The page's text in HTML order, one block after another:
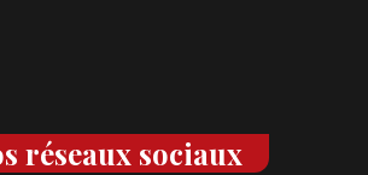
réseaux sociaux